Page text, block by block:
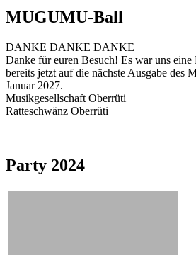
MUGUMU-Ball
DANKE DANKE DANKE
Danke für euren Besuch! Es war uns eine
bereits jetzt auf die nächste Ausgabe
Januar 2027.
Musikgesellschaft Oberrüti
Ratteschwänz Oberrüti
Party 2024